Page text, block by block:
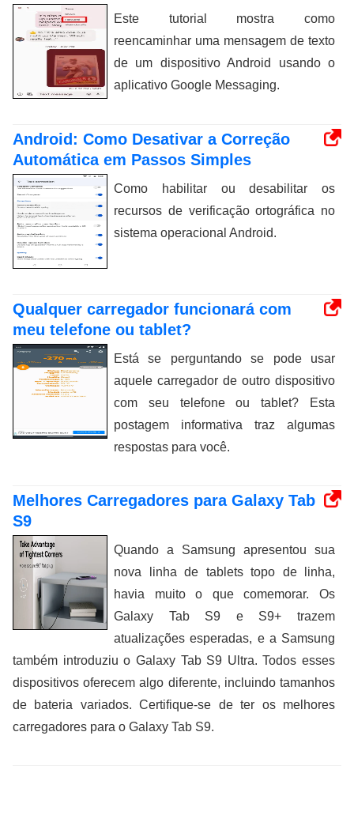
Este tutorial mostra como
reencaminhar uma mensagem de texto
de um dispositivo Android usando o
aplicativo Google Messaging.
Android: Como Desativar a Correção
Automática em Passos Simples
Como habilitar ou desabilitar os
recursos de verificação ortográfica no
sistema operacional Android.
Qualquer carregador funcionará com
meu telefone ou tablet?
Está se perguntando se pode usar
aquele carregador de outro dispositivo
com seu telefone ou tablet? Esta
postagem informativa traz algumas
respostas para você.
Melhores Carregadores para Galaxy Tab
S9
Quando a Samsung apresentou sua
nova linha de tablets topo de linha,
havia muito o que comemorar. Os
Galaxy Tab S9 e S9+ trazem
atualizações esperadas, e a Samsung
também introduziu o Galaxy Tab S9 Ultra. Todos esses
dispositivos oferecem algo diferente, incluindo tamanhos
de bateria variados. Certifique-se de ter os melhores
carregadores para o Galaxy Tab S9.